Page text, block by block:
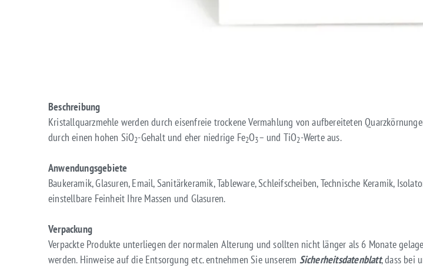
Beschreibung
Kristallquarzmehle werden durch eisenfreie trockene Vermahlung von aufbereiteten
durch einen hohen SiO2-Gehalt und eher niedrige Fe2O3– und TiO2-Werte aus.
Anwendungsgebiete
Baukeramik, Glasuren, Email, Sanitärkeramik, Tableware, Schleifscheiben, Technische Keramik,
einstellbare Feinheit Ihre Massen und Glasuren.
Verpackung
Verpackte Produkte unterliegen der normalen Alterung und sollten nicht länger als 6 Monate
werden. Hinweise auf die Entsorgung etc. entnehmen Sie unserem Sicherheitsdatenblatt, dass bei